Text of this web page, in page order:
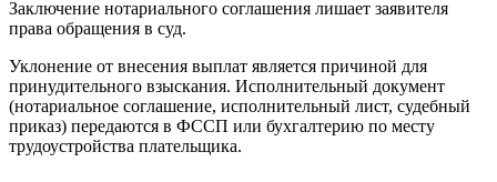
Заключение нотариального соглашения лишает заявителя
права обращения в суд.
Уклонение от внесения выплат является причиной для
принудительного взыскания. Исполнительный документ
(нотариальное соглашение, исполнительный лист, судебный
приказ) передаются в ФССП или бухгалтерию по месту
трудоустройства плательщика.